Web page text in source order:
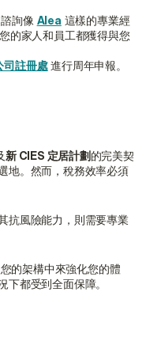
詢像 Alea 這樣的專業經
的家人和員工都獲得與您
司註冊處 進行周年申報。
新 CIES 定居計劃的完美契
地。然而，稅務效率必須
抗風險能力，則需要專業
的架構中來強化您的體
下都受到全面保障。